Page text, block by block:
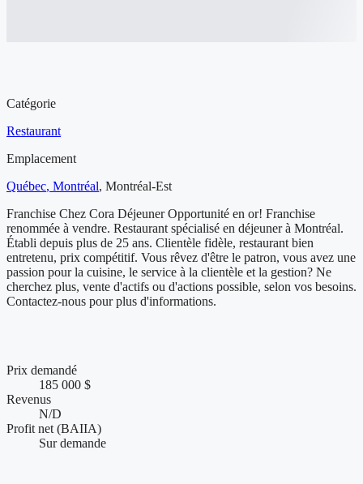
Catégorie
Restaurant
Emplacement
Québec, Montréal, Montréal-Est
Franchise Chez Cora Déjeuner Opportunité en or! Franchise
renommée à vendre. Restaurant spécialisé en déjeuner à Montréal.
Établi depuis plus de 25 ans. Clientèle fidèle, restaurant bien
entretenu, prix compétitif. Vous rêvez d'être le patron, vous avez une
passion pour la cuisine, le service à la clientèle et la gestion? Ne
cherchez plus, vente d'actifs ou d'actions possible, selon vos besoins.
Contactez-nous pour plus d'informations.
Prix demandé
185 000 $
Revenus
N/D
Profit net (BAIIA)
Sur demande